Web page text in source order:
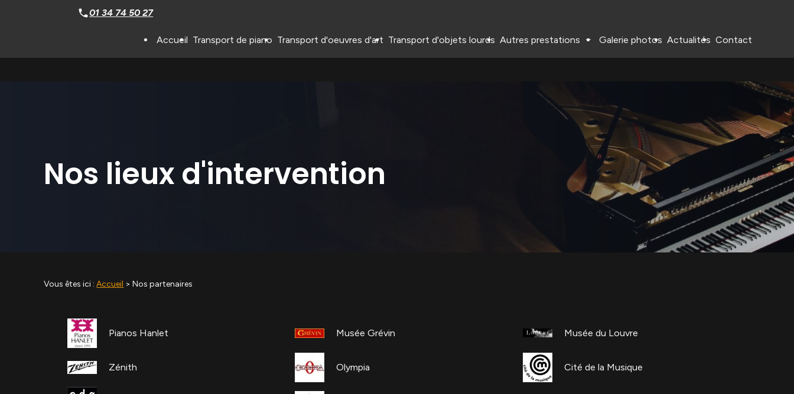
01 34 74 50 27
Accueil Transport de piano Transport d'oeuvres d'art Transport d'objets lourds Autres prestations Galerie photos Actualités Contact
Nos lieux d'intervention
Vous êtes ici : Accueil > Nos partenaires
Pianos Hanlet Musée Grévin Musée du Louvre
Zénith Olympia Cité de la Musique
Panneau de gestion des cookies